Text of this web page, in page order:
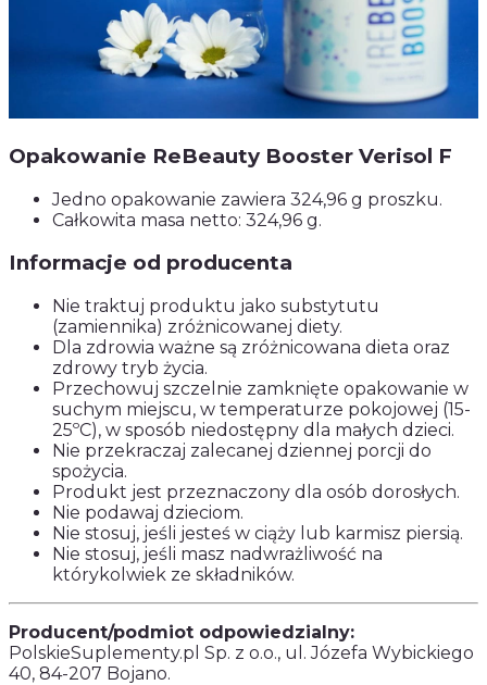
Opakowanie ReBeauty Booster Verisol F
Jedno opakowanie zawiera 324,96 g proszku.
Całkowita masa netto: 324,96 g.
Informacje od producenta
Nie traktuj produktu jako substytutu
(zamiennika) zróżnicowanej diety.
Dla zdrowia ważne są zróżnicowana dieta oraz
zdrowy tryb życia.
Przechowuj szczelnie zamknięte opakowanie w
suchym miejscu, w temperaturze pokojowej (15-
25ºC), w sposób niedostępny dla małych dzieci.
Nie przekraczaj zalecanej dziennej porcji do
spożycia.
Produkt jest przeznaczony dla osób dorosłych.
Nie podawaj dzieciom.
Nie stosuj, jeśli jesteś w ciąży lub karmisz piersią.
Nie stosuj, jeśli masz nadwrażliwość na
którykolwiek ze składników.
Producent/podmiot odpowiedzialny:
PolskieSuplementy.pl Sp. z o.o., ul. Józefa Wybickiego
40, 84-207 Bojano.